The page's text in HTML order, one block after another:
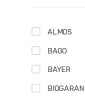
ALMOS
BAGO
BAYER
BIOGARAN